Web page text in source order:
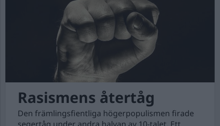
Rasismens återtåg
Den främlingsfientliga högerpopulismen firade